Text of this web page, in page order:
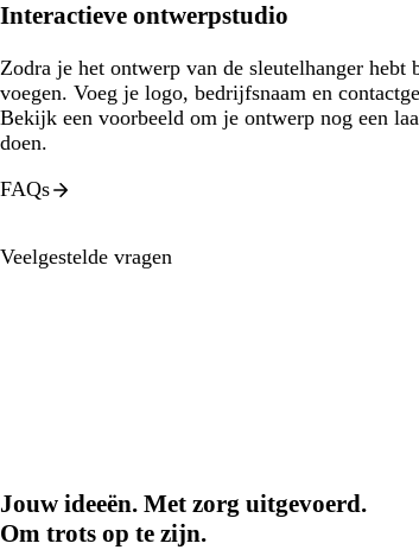
Interactieve ontwerpstudio
Zodra je het ontwerp van de sleutelhanger
voegen. Voeg je logo, bedrijfsnaam en
Bekijk een voorbeeld om je ontwerp nog een
doen.
FAQs
Veelgestelde vragen
Jouw ideeën. Met zorg uitgevoerd.
Om trots op te zijn.